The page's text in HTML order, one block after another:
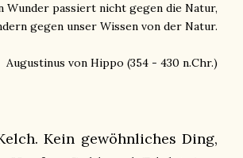
Wunder passiert nicht gegen die Natur,
gegen unser Wissen von der Natur.
Augustinus von Hippo (354 - 430 n.Chr.)
Kein gewöhnliches Ding,